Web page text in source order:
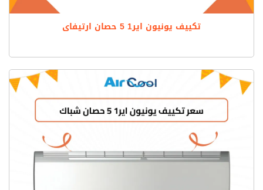
تكييف يونيون اير1 5 حصان ارتيفاى